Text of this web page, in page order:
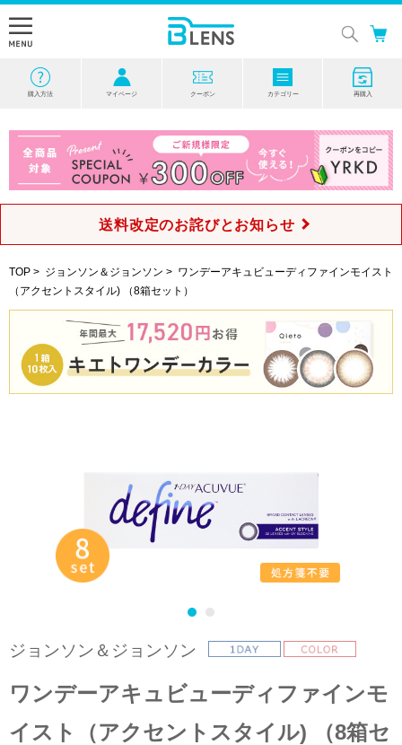
購入方法 マイページ クーポン カテゴリー 再購入
送料改定のお詫びとお知らせ
TOP > ジョンソン＆ジョンソン > ワンデーアキュビューディファインモイスト
（アクセントスタイル) （8箱セット）
ジョンソン＆ジョンソン
ワンデーアキュビューディファインモ
イスト（アクセントスタイル) （8箱セ